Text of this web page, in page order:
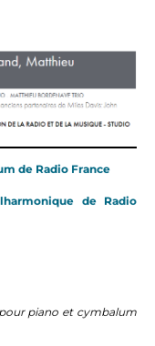
de Radio France
de Radio
piano et cymbalum